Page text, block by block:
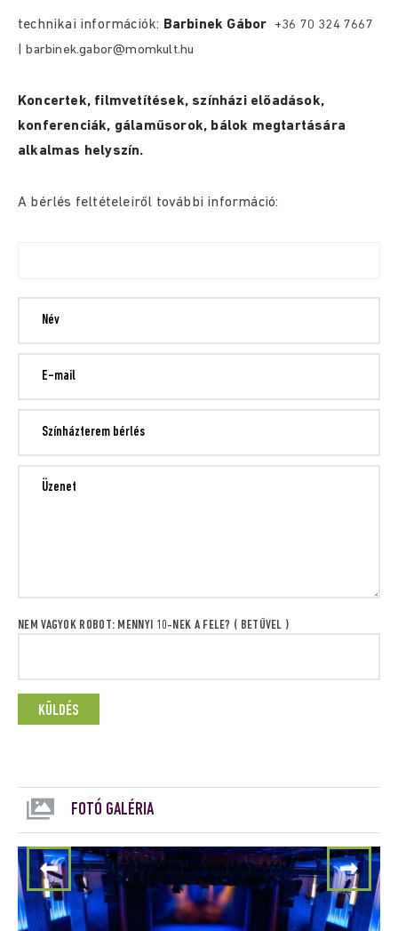
technikai információk: Barbinek Gábor
+36 70 324 7667
| barbinek.gabor@momkult.hu
Koncertek, filmvetítések, színházi előadások,
konferenciák, gálaműsorok, bálok megtartására
alkalmas helyszín.
A bérlés feltételeiről további információ:
NEM VAGYOK ROBOT: MENNYI 10-NEK A FELE? ( BETŰVEL )
FOTÓ GALÉRIA